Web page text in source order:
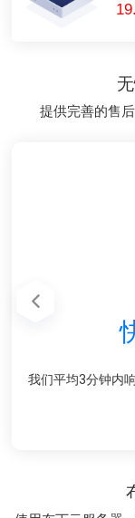
提供完善的售
我们拥有专业的客
24小时内,对布丁
我们平均3分钟内
我们拥有专业的客
24小时内,对布丁